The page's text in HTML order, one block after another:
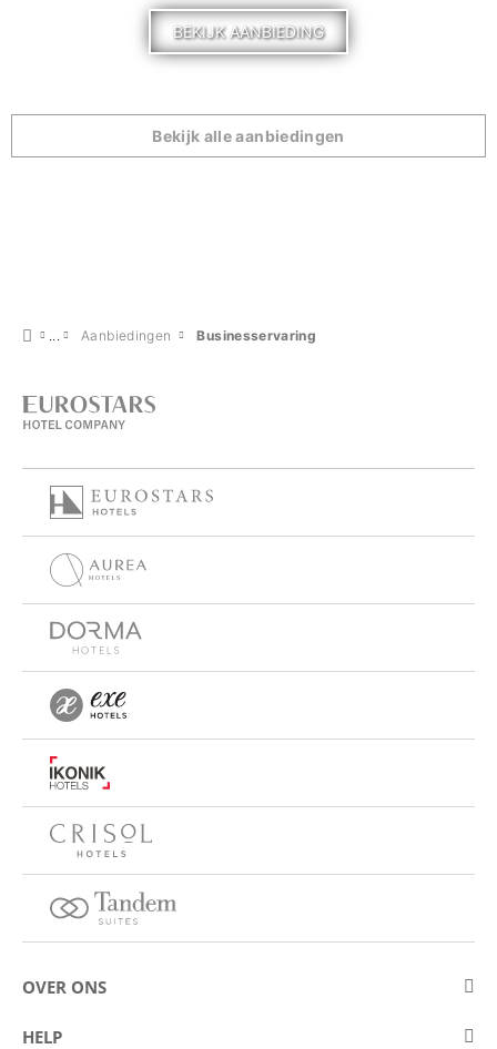
BEKIJK AANBIEDING
Bekijk alle aanbiedingen
Aanbiedingen Businesservaring
OVER ONS
Over Eurostars Hotel Company
HELP